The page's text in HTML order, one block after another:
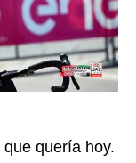
en
la
sexta
etapa
del
Italia
que quería hoy.